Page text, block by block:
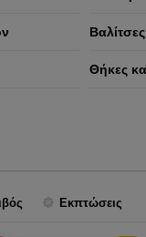
Θήκες
Εκπτώσεις